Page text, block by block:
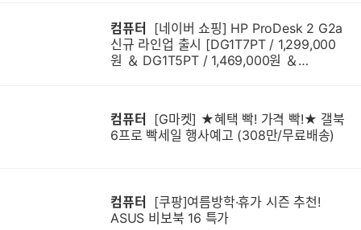
컴퓨터
신규 라인업 출시 [DG1T7PT / 1,299,000
원 ＆ DG1T5PT / 1,469,000원 ＆
컴퓨터
6프로 빡세일 행사예고 (308만/무료배송)
컴퓨터
ASUS 비보북 16 특가